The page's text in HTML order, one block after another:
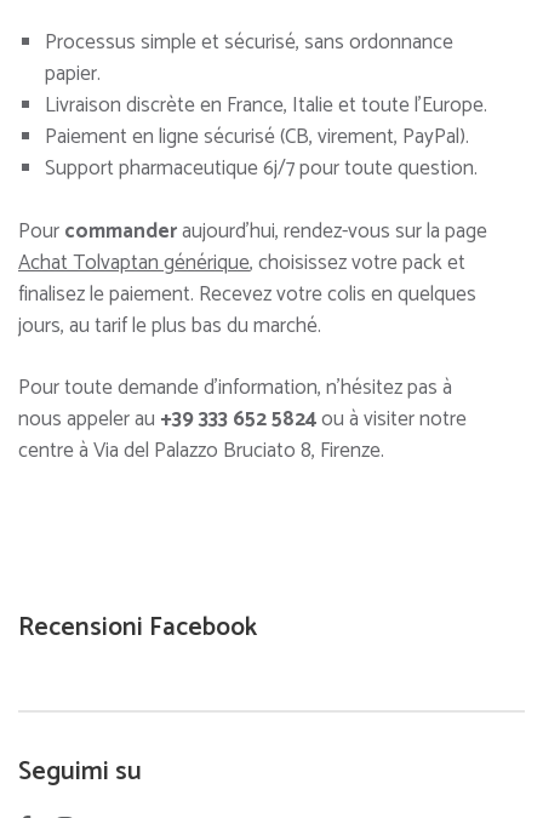
Processus simple et sécurisé, sans ordonnance
papier.
Livraison discrète en France, Italie et toute l’Europe.
Paiement en ligne sécurisé (CB, virement, PayPal).
Support pharmaceutique 6j/7 pour toute question.
Pourcommanderaujourd’hui, rendez-vous sur la page
Achat Tolvaptan générique, choisissez votre pack et
finalisez le paiement. Recevez votre colis en quelques
jours, au tarif le plus bas du marché.
Pour toute demande d’information, n’hésitez pas à
nous appeler au +39 333 652 5824ou à visiter notre
centre à Via del Palazzo Bruciato 8, Firenze.
Recensioni Facebook
Seguimi su